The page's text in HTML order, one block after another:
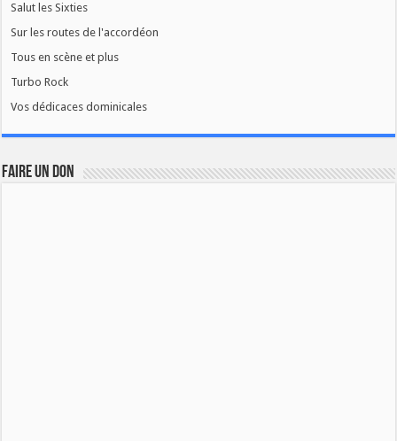
Salut les Sixties
Sur les routes de l'accordéon
Tous en scène et plus
Turbo Rock
Vos dédicaces dominicales
FAIRE UN DON